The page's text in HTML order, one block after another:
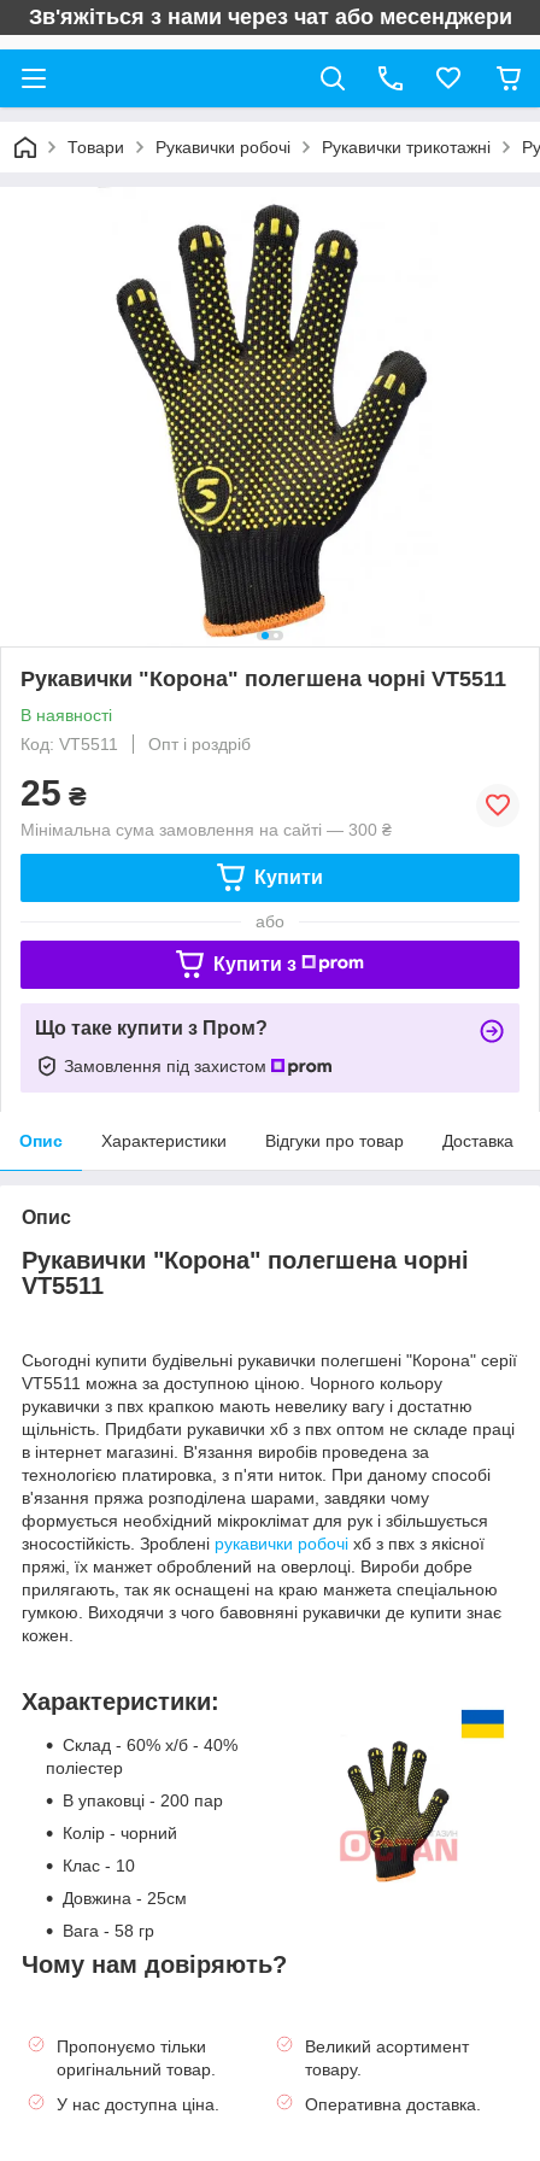
Зв'яжіться з нами через чат або месенджери
Товари Рукавички робочі Рукавички трикотажні
Рукавички "Корона" полегшена чорні VT5511
В наявності
Код: VT5511
Опт і роздріб
25 ₴
Мінімальна сума замовлення на сайті — 300 ₴
Купити
або
Купити з
Що таке купити з Пром?
Замовлення під захистом
Опис Характеристики Відгуки про товар Доставка
Опис
Рукавички "Корона" полегшена чорні
VT5511
Сьогодні купити будівельні рукавички полегшені "Корона" серії
VT5511 можна за доступною ціною. Чорного кольору
рукавички з пвх крапкою мають невелику вагу і достатню
щільність. Придбати рукавички хб з пвх оптом не складе праці
в інтернет магазині. В'язання виробів проведена за
технологією платировка, з п'яти ниток. При даному способі
в'язання пряжа розподілена шарами, завдяки чому
формується необхідний мікроклімат для рук і збільшується
зносостійкість. Зроблені рукавички робочі хб з пвх з якісної
пряжі, їх манжет оброблений на оверлоці. Вироби добре
прилягають, так як оснащені на краю манжета спеціальною
гумкою. Виходячи з чого бавовняні рукавички де купити знає
кожен.
Характеристики:
Склад - 60% х/б - 40%
поліестер
В упаковці - 200 пар
Колір - чорний
Клас - 10
Довжина - 25см
Вага - 58 гр
Чому нам довіряють?
Пропонуємо тільки
оригінальний товар.
Великий асортимент
товару.
У нас доступна ціна.
Оперативна доставка.